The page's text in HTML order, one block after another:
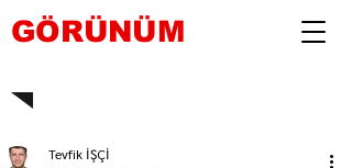
GÖRÜNÜM
Tevfik İŞÇİ